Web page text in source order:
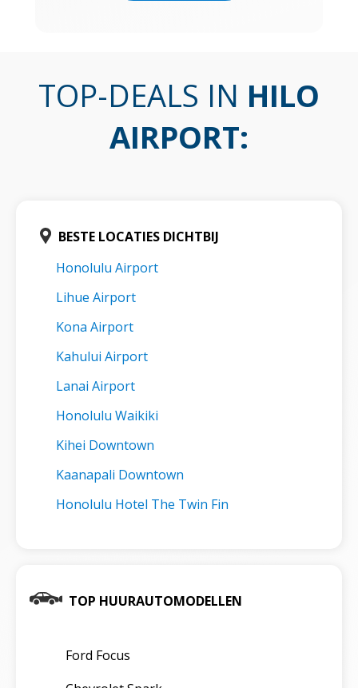
TOP-DEALS IN HILO
AIRPORT:
BESTE LOCATIES DICHTBIJ
Honolulu Airport
Lihue Airport
Kona Airport
Kahului Airport
Lanai Airport
Honolulu Waikiki
Kihei Downtown
Kaanapali Downtown
Honolulu Hotel The Twin Fin
TOP HUURAUTOMODELLEN
Ford Focus